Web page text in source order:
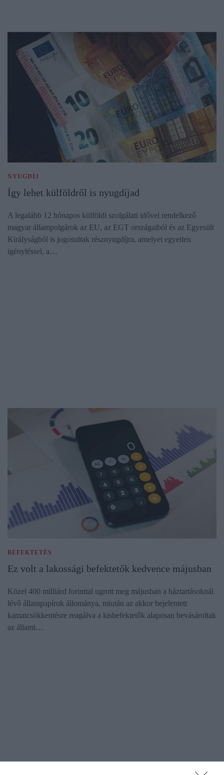
NYUGDÍJ
Így lehet külföldről is nyugdíjad
A legalább 12 hónapos külföldi szolgálati idővel rendelkező
magyar állampolgárok az EU, az EGT országaiból és az Egyesült
Királyságból is jogosultak résznyugdíjra, amelyet egyetlen
igényléssel, a…
BEFEKTETÉS
Ez volt a lakossági befektetők kedvence májusban
Közel 400 milliárd forinttal ugrott meg májusban a háztartásoknál
lévő állampapírok állománya, miután az akkor bejelentett
kamatcsökkentésre reagálva a kisbefektetők alaposan bevásároltak
az állami…